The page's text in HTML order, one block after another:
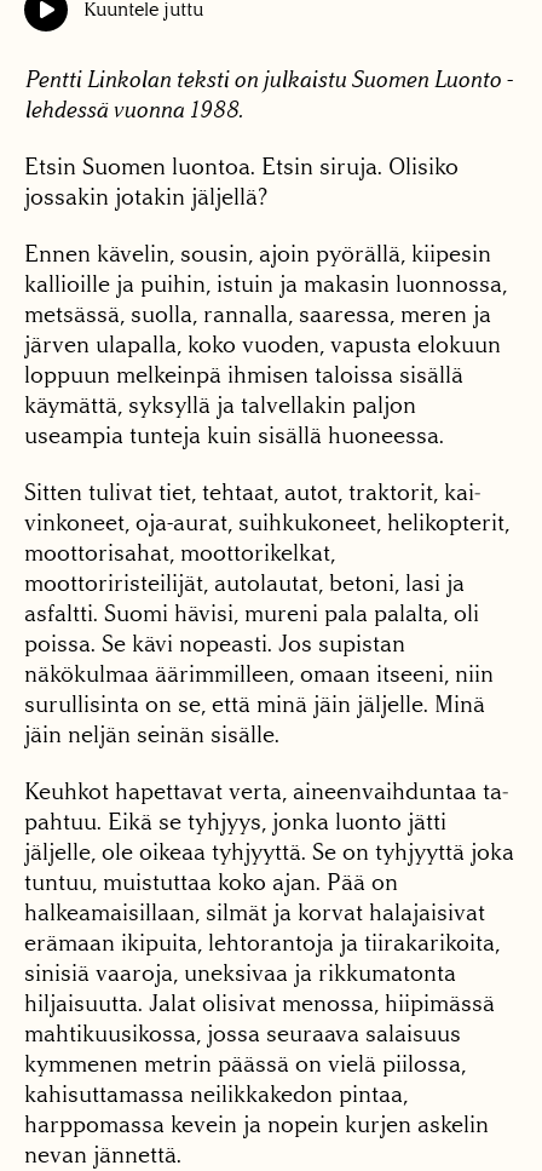
Kuuntele juttu
Pentti Linkolan teksti on julkaistu Suomen Luonto -
lehdessä vuonna 1988.
Etsin Suomen luontoa. Etsin siruja. Olisiko
jossa­kin jotakin jäljellä?
Ennen kävelin, sousin, ajoin pyörällä, kiipesin
kal­lioille ja puihin, istuin ja makasin luonnossa,
met­sässä, suolla, rannalla, saa­ressa, meren ja
järven ula­palla, koko vuoden, vapus­ta elokuun
loppuun mel­keinpä ihmisen taloissa si­sällä
käymättä, syksyllä ja talvellakin paljon
useampia tunteja kuin sisällä huo­neessa.
Sitten tulivat tiet, teh­taat, autot, traktorit, kai­
vinkoneet, oja-aurat, suih­kukoneet, helikopterit,
moottorisahat, moottori­kelkat,
moottoriristeilijät, autolautat, betoni, lasi ja
asfaltti. Suomi hävisi, mu­reni pala palalta, oli
pois­sa. Se kävi nopeasti. Jos supistan
näkökulmaa ää­rimmilleen, omaan itseeni, niin
surullisinta on se, että minä jäin jäljelle. Minä
jäin neljän seinän sisälle.
Keuhkot hapettavat ver­ta, aineenvaihduntaa ta­
pahtuu. Eikä se tyhjyys, jonka luonto jätti
jäljelle, ole oikeaa tyhjyyttä. Se on tyhjyyttä joka
tuntuu, muistuttaa koko ajan. Pää on
halkeamaisillaan, silmät ja korvat halajaisivat
erä­maan ikipuita, lehtorantoja ja tiirakarikoita,
sinisiä vaaroja, uneksivaa ja rik­kumatonta
hiljaisuutta. Ja­lat olisivat menossa, hiipi­mässä
mahtikuusikossa, jossa seuraava salaisuus
kymmenen metrin päässä on vielä piilossa,
kahisuttamassa neilikkakedon pin­taa,
harppomassa kevein ja nopein kurjen askelin
ne­van jännettä.